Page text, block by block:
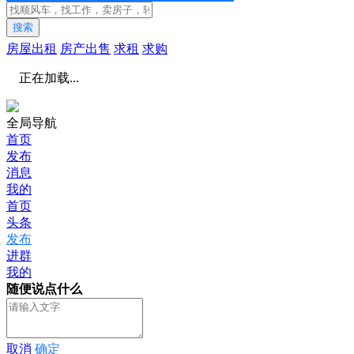
搜索
房屋出租 房产出售 求租 求购
正在加载...
全局导航
首页
发布
消息
我的
首页
头条
发布
进群
我的
随便说点什么
取消 确定